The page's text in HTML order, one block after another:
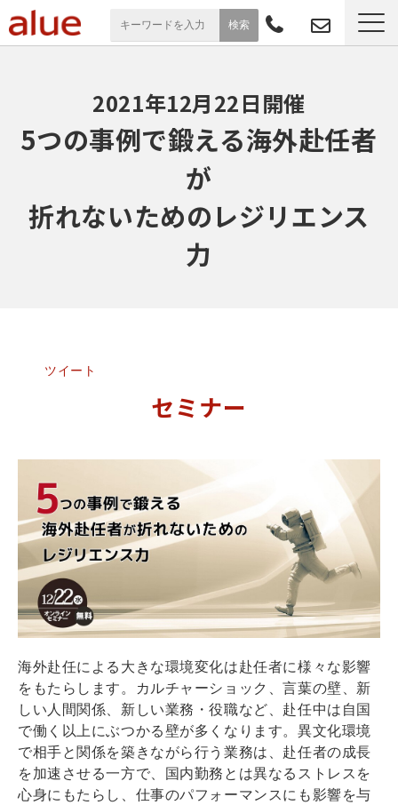
導入事例
お役立ち情報
セミナー
2021年12月22日開催
5つの事例で鍛える海外赴任者
が
折れないためのレジリエンス
力
ツイート
セミナー
海外赴任による大きな環境変化は赴任者に様々な影響
をもたらします。カルチャーショック、言葉の壁、新
しい人間関係、新しい業務・役職など、赴任中は自国
で働く以上にぶつかる壁が多くなります。異文化環境
で相手と関係を築きながら行う業務は、赴任者の成長
を加速させる一方で、国内勤務とは異なるストレスを
心身にもたらし、仕事のパフォーマンスにも影響を与